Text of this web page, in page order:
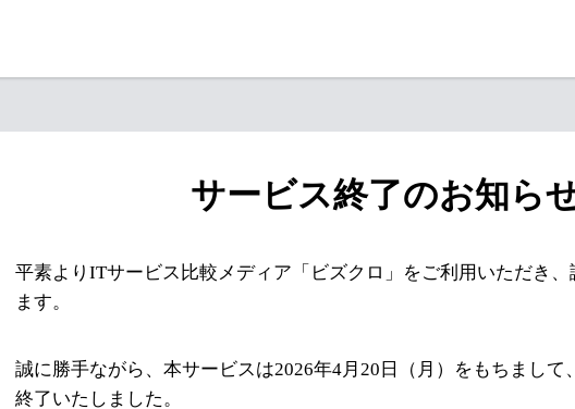
サービス終了のお知ら
平素よりITサービス比較メディア「ビズクロ」をご利用いただき
ます。
誠に勝手ながら、本サービスは2026年4月20日（月）をもちまして
終了いたしました。